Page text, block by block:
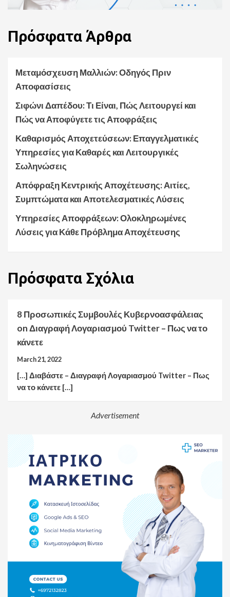
Πρόσφατα Άρθρα
Μεταμόσχευση Μαλλιών: Οδηγός Πριν
Αποφασίσεις
Σιφώνι Δαπέδου: Τι Είναι, Πώς Λειτουργεί και
Πώς να Αποφύγετε τις Αποφράξεις
Καθαρισμός Αποχετεύσεων: Επαγγελματικές
Υπηρεσίες για Καθαρές και Λειτουργικές
Σωληνώσεις
Απόφραξη Κεντρικής Αποχέτευσης: Αιτίες,
Συμπτώματα και Αποτελεσματικές Λύσεις
Υπηρεσίες Αποφράξεων: Ολοκληρωμένες
Λύσεις για Κάθε Πρόβλημα Αποχέτευσης
Πρόσφατα Σχόλια
8 Προσωπικές Συμβουλές Κυβερνοασφάλειας
onΔιαγραφή Λογαριασμού Twitter – Πως να το
κάνετε
March 21, 2022
[…] Διαβάστε – Διαγραφή Λογαριασμού Twitter – Πως
να το κάνετε […]
Advertisement